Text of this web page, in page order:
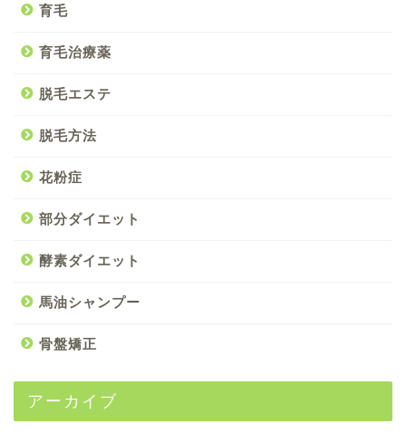
育毛
育毛治療薬
脱毛エステ
脱毛方法
花粉症
部分ダイエット
酵素ダイエット
馬油シャンプー
骨盤矯正
アーカイブ